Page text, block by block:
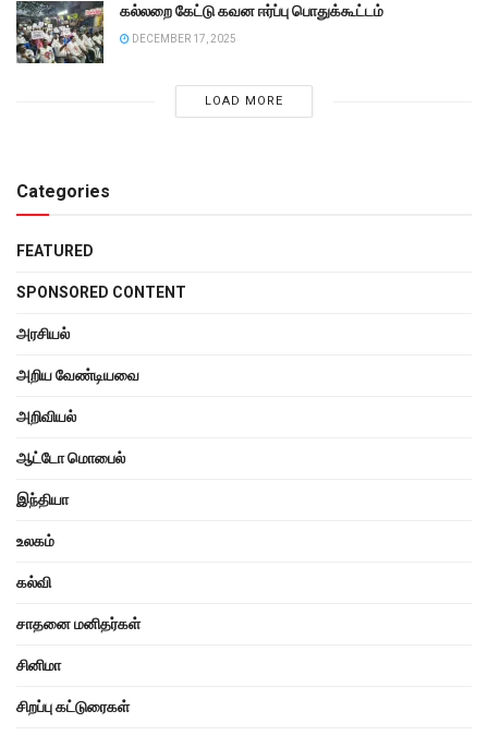
கல்லறை கேட்டு கவன ஈர்ப்பு பொதுக்கூட்டம்
DECEMBER 17, 2025
LOAD MORE
Categories
FEATURED
SPONSORED CONTENT
அரசியல்
அறிய வேண்டியவை
அறிவியல்
ஆட்டோ மொபைல்
இந்தியா
உலகம்
கல்வி
சாதனை மனிதர்கள்
சினிமா
சிறப்பு கட்டுரைகள்